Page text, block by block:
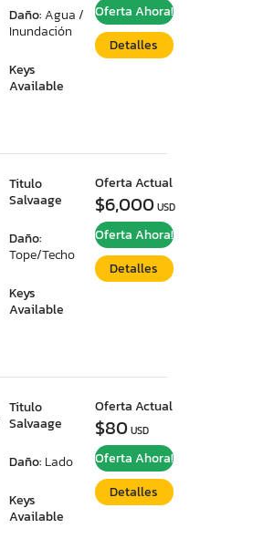
Daño:Agua /
Inundación
Keys
Available
Oferta Ahora!
Detalles
Titulo
Salvaage
Daño:
Tope/Techo
Keys
Available
Oferta Actual
$6,000USD
Oferta Ahora!
Detalles
Titulo
Salvaage
Daño: Lado
Keys
Available
Oferta Actual
$80USD
Oferta Ahora!
Detalles